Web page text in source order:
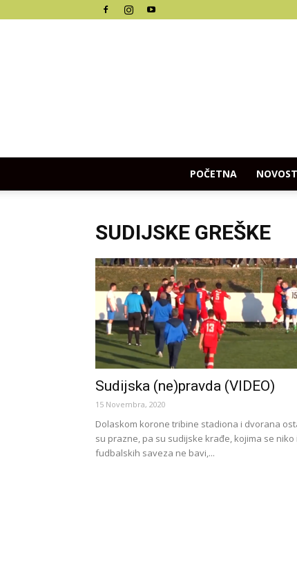
POČETNA
SUDIJSKE GREŠKE
Sudijska (ne)pravda (VIDEO)
15 Novembra, 2020
Dolaskom korone tribine stadiona i dvorana
su prazne, pa su sudijske krađe, kojima se niko
fudbalskih saveza ne bavi,...